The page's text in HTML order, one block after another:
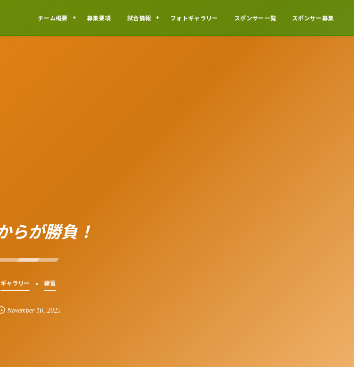
チーム概要 募集要項 試合情報 フォトギャラリー スポンサー一覧 スポンサー募集
らが勝負！
ギャラリー 練習
November 10, 2025